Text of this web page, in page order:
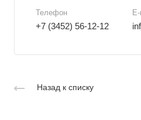
Телефон
+7 (3452) 56-12-12
Назад к списку